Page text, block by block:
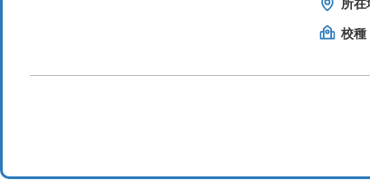
所在
校種